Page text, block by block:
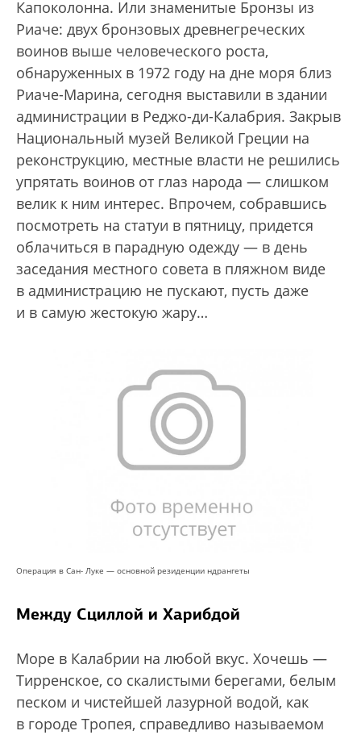
Капоколонна. Или знаменитые Бронзы из
Риаче: двух бронзовых древнегреческих
воинов выше человеческого роста,
обнаруженных в 1972 году на дне моря близ
Риаче-Марина, сегодня выставили в здании
администрации в Реджо-ди-Калабрия. Закрыв
Национальный музей Великой Греции на
реконструкцию, местные власти не решились
упрятать воинов от глаз народа — слишком
велик к ним интерес. Впрочем, собравшись
посмотреть на статуи в пятницу, придется
облачиться в парадную одежду — в день
заседания местного совета в пляжном виде
в администрацию не пускают, пусть даже
и в самую жестокую жару…
Операция в Сан- Луке — основной резиденции ндрангеты
Между Сциллой и Харибдой
Море в Калабрии на любой вкус. Хочешь —
Тирренское, со скалистыми берегами, белым
песком и чистейшей лазурной водой, как
в городе Тропея, справедливо называемом